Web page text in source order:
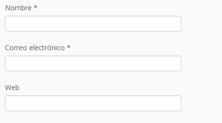
Nombre *
Correo electrónico *
Web